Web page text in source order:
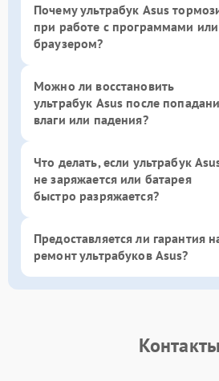
Почему ультрабук Asus
при работе с программами или
браузером?
Можно ли восстановить
ультрабук Asus после
влаги или падения?
Что делать, если ультрабук
не заряжается или батарея
быстро разряжается?
Предоставляется ли гарантия
ремонт ультрабуков Asus?
Контакты